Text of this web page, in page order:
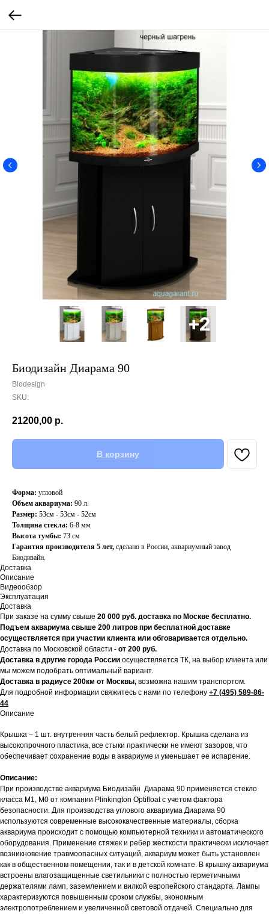
Биодизайн Диарама 90
Biodesign
SKU:
21200,00 р.
В корзину
Форма: угловой
Объем аквариума: 90 л.
Размер: 53см - 53см - 52см
Толщина стекла: 6-8 мм
Высота тумбы: 73 см
Гарантия производителя 5 лет, сделано в России, аквариумный завод
Биодизайн.
Доставка
Описание
Видеообзор
Эксплуатация
Доставка
При заказе на сумму свыше 20 000 руб. доставка по Москве бесплатно.
Подъем аквариума свыше 200 литров при бесплатной доставке
осуществляется при участии клиента или обговаривается отдельно.
Доставка по Московской области - от 200 руб.
Доставка в другие города России осуществляется ТК, на выбор клиента или
мы можем подобрать оптимальный вариант.
Доставка в радиусе 200км от Москвы, возможна нашим транспортом.
Для подробной информации свяжитесь с нами по телефону +7 (495) 589-86-
44
Описание
Крышка – 1 шт. внутренняя часть белый рефлектор. Крышка сделана из
высокопрочного пластика, все стыки практически не имеют зазоров, что
обеспечивает сохранение воды в аквариуме и уменьшает ее испарение.
Описание:
При производстве аквариума Биодизайн Диарама 90 применяется стекло
класса М1, М0 от компании Plinkington Optifloat с учетом фактора
безопасности. Для производства углового аквариума Диарама 90
используются современные высококачественные материалы, сборка
аквариума происходит с помощью компьютерной техники и автоматического
оборудования. Применение стяжек и ребер жесткости практически исключает
возникновение травмоопасных ситуаций, аквариум может быть установлен
как в общественном помещении, так и в детской комнате. В крышку аквариума
встроены влагозащищенные светильники с полностью герметичными
держателями ламп, заземлением и вилкой европейского стандарта. Лампы
характеризуются повышенным сроком службы, экономным
электропотреблением и увеличенной световой отдачей. Специально для